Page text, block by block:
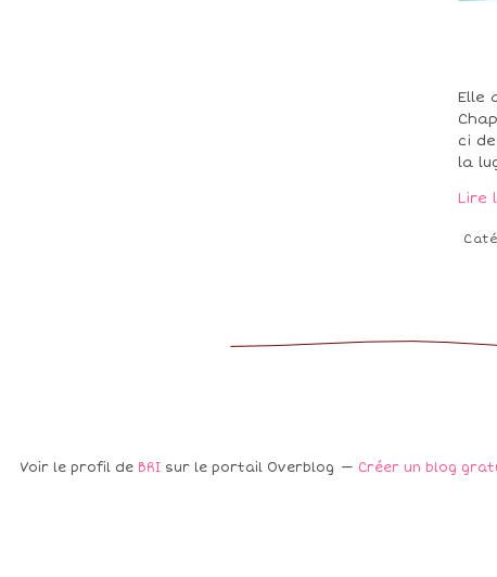
Elle
ci
la
Lire
Voir le profil de BRI sur le portail Overblog Créer un blog